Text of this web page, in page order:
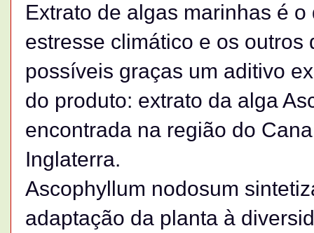
Extrato de algas marinhas é
estresse climático e os
possíveis graças um aditivo
do produto: extrato da alga
encontrada na região do
Inglaterra.
Ascophyllum nodosum
adaptação da planta à